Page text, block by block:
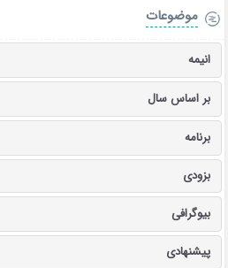
موضوعات
انیمه
بر اساس سال
برنامه
بزودی
بیوگرافی
پیشنهادی